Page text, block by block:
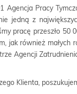
Agencja Pracy
jedną z
pracę przeszło
jak również
Agencji
Klienta,